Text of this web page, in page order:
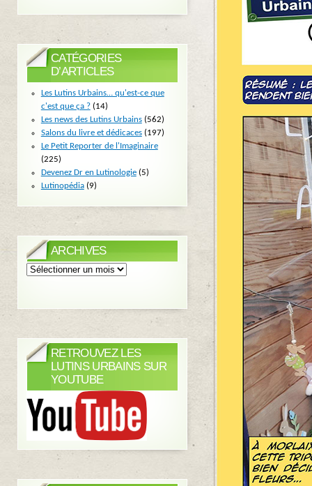
CATÉGORIES
D’ARTICLES
Les Lutins Urbains… qu'est-ce que
c'est que ça ?(14)
Les news des Lutins Urbains(562)
Salons du livre et dédicaces(197)
Le Petit Reporter de l'Imaginaire
(225)
Devenez Dr en Lutinologie(5)
Lutinopédia(9)
ARCHIVES
Archives
RETROUVEZ LES
LUTINS URBAINS SUR
YOUTUBE